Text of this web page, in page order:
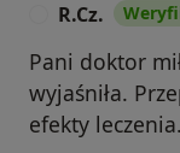
R.Cz.
Pani doktor
wyjaśniła.
efekty leczenia.